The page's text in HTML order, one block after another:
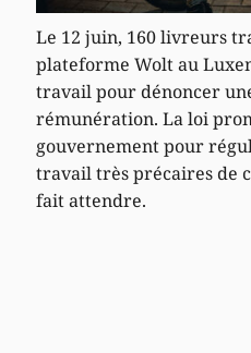
Le 12 juin, 160 livreurs
plateforme Wolt au
travail pour dénoncer
rémunération. La loi
gouvernement pour
travail très précaires de
fait attendre.